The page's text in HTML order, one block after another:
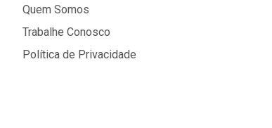
Quem Somos
Trabalhe Conosco
Política de Privacidade